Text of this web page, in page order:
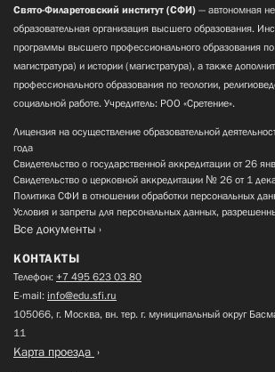
Свято-Филаретовский институт (СФИ) — автономная
образовательная организация высшего образования.
программы высшего профессионального образования по
магистратура) и истории (магистратура), а также
профессионального образования по теологии,
социальной работе. Учредитель: РОО «Сретение».
Лицензия на осуществление образовательной
года
Свидетельство о государственной аккредитации от 26
Свидетельство о церковной аккредитации № 26 от 1
Политика СФИ в отношении обработки персональных
Условия и запреты для персональных данных,
Все документы
КОНТАКТЫ
Телефон: +7 495 623 03 80
E-mail: info@edu.sfi.ru
105066, г. Москва, вн. тер. г. муниципальный округ
11
Карта проезда